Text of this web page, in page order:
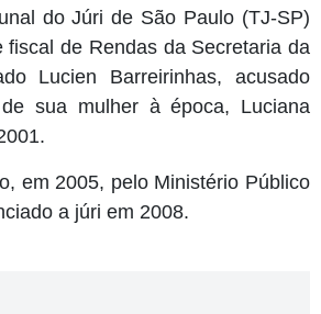
do Júri de São Paulo (TJ-SP)
fiscal de Rendas da Secretaria da
Lucien Barreirinhas, acusado
sua mulher à época, Luciana
em 2005, pelo Ministério Público
a júri em 2008.